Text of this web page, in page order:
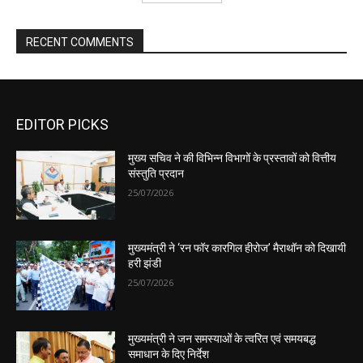
EDITOR PICKS
मुख्य सचिव ने की विभिन्न विभागों के प्रस्तावों को वित्तीय
संस्तुति प्रदान
25/07/2026
मुख्यमंत्री ने ‘रन फॉर कारगिल हीरोज’ मैराथॉन को दिखायी
हरी झंडी
25/07/2026
मुख्यमंत्री ने जन समस्याओं के त्वरित एवं समयबद्ध
समाधान के दिए निर्देश